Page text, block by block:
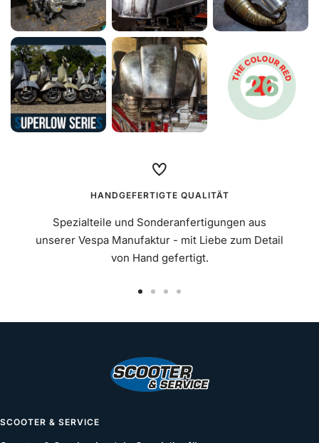
HANDGEFERTIGTE QUALITÄT
Spezialteile und Sonderanfertigungen aus
unserer Vespa Manufaktur - mit Liebe zum Detail
von Hand gefertigt.
SCOOTER & SERVICE